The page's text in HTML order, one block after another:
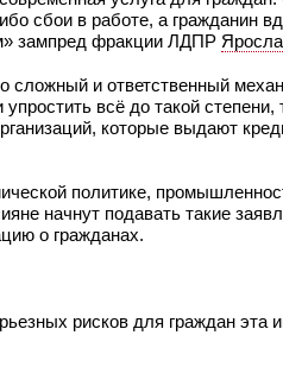
сбои в работе, а гражданин
зампред фракции ЛДПР
сложный и ответственный
всё до такой
которые выдают
политике,
начнут подавать такие
о гражданах.
рисков для граждан эта